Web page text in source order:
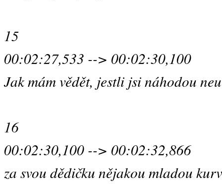
15
00:02:27,533 --> 00:02:30,100
Jak mám vědět, jestli jsi náhodou
16
00:02:30,100 --> 00:02:32,866
za svou dědičku nějakou mladou